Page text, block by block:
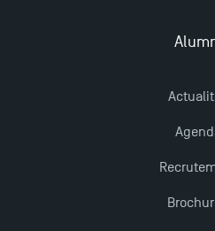
Nouvelles formations à
Management pour 2025 :